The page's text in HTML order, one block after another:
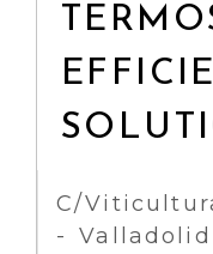
C/
- Valladolid